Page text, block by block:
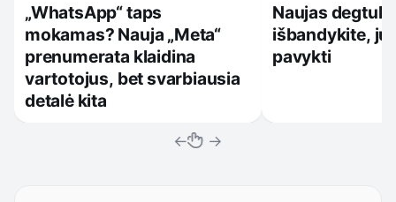
„WhatsApp“ taps
mokamas? Nauja „Meta“
prenumerata klaidina
vartotojus, bet svarbiausia
detalė kita
Naujas
išbandykite,
pavykti
← →